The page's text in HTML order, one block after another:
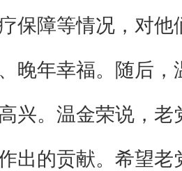
保障等情况，对
晚年幸福。随后
兴。温金荣说，
出的贡献。希望